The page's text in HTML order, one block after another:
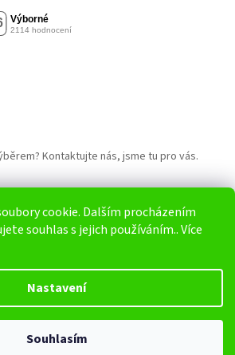
cookie. Dalším procházením
souhlas s jejich používáním.. Více
Nastavení
Souhlasím
Kontaktujte nás, jsme tu pro vás.
HARV.cz. Všechna práva vyhrazena.